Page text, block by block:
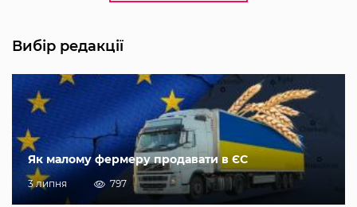
Вибір редакції
Як малому фермеру продавати в ЄС
3 липня 797